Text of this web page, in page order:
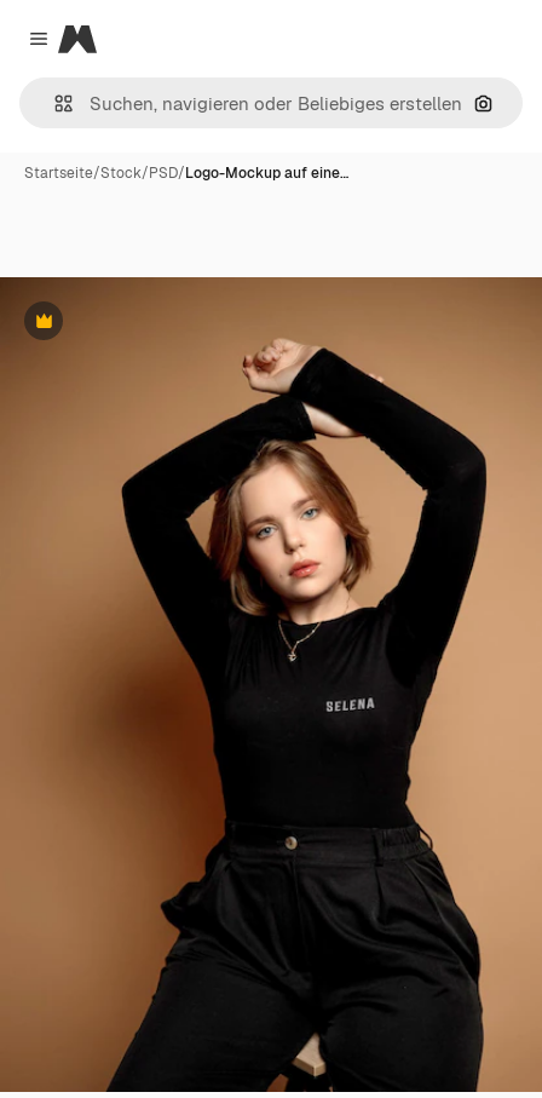
Close menu
Magnific
Nach
Startseite/Stock/PSD/Logo-Mockup auf eine…
Premium